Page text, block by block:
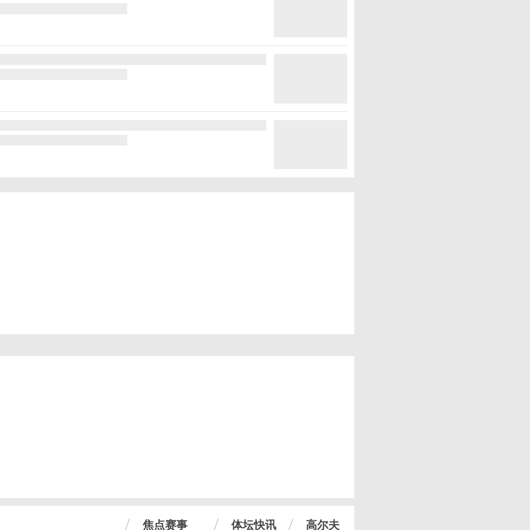
焦点赛事 体坛快讯 高尔夫